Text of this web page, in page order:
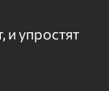
и упростят